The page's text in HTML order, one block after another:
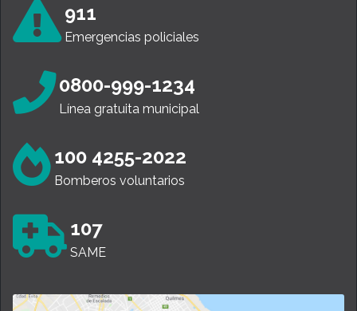
911
Emergencias policiales
0800-999-1234
Línea gratuita municipal
100 4255-2022
Bomberos voluntarios
107
SAME